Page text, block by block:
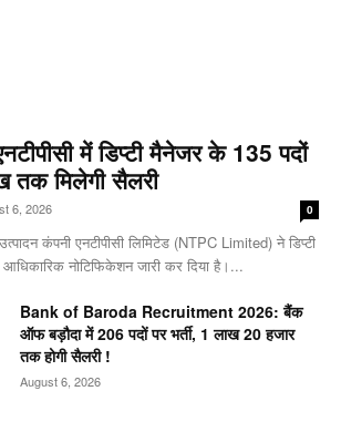
में डिप्टी मैनेजर के 135 पदों
तक मिलेगी सैलरी
6, 2026 0
कंपनी एनटीपीसी लिमिटेड (NTPC Limited) ने डिप्टी
नोटिफिकेशन जारी कर दिया है।...
Bank of Baroda Recruitment 2026: बैंक
ऑफ बड़ौदा में 206 पदों पर भर्ती, 1 लाख 20 हजार
तक होगी सैलरी !
August 6, 2026